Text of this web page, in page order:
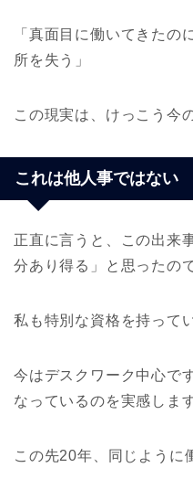
「真面目に働いてきたの
所を失う」
この現実は、けっこう今
これは他人事ではない
正直に言うと、この出来
分あり得る」と思ったの
私も特別な資格を持って
今はデスクワーク中心で
なっているのを実感します
この先20年、同じように